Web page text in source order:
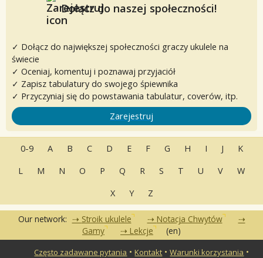
Dołącz do naszej społeczności!
✓ Dołącz do największej społeczności graczy ukulele na
świecie
✓ Oceniaj, komentuj i poznawaj przyjaciół
✓ Zapisz tabulatury do swojego śpiewnika
✓ Przyczyniaj się do powstawania tabulatur, coverów, itp.
Zarejestruj
0-9 A B C D E F G H I J
K
L
M N O P Q R S T U V
W
X
Y Z
Our network: Stroik ukulele
Notacja Chwytów
Gamy
Lekcje (en)
Często zadawane pytania •Kontakt •Warunki korzystania •